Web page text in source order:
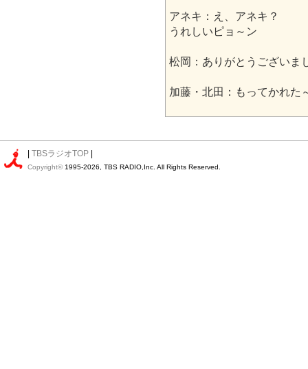
アネキ：え、アネキ？
うれしいピョ～ン
松岡：ありがとうございま
加藤・北田：もってかれた
TBSラジオTOP
Copyright© 1995-2026, TBS RADIO,Inc. All Rights Reserved.